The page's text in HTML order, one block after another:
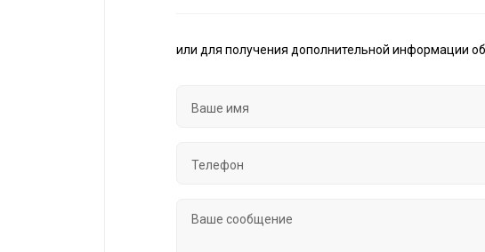
или для получения дополнительной информации об